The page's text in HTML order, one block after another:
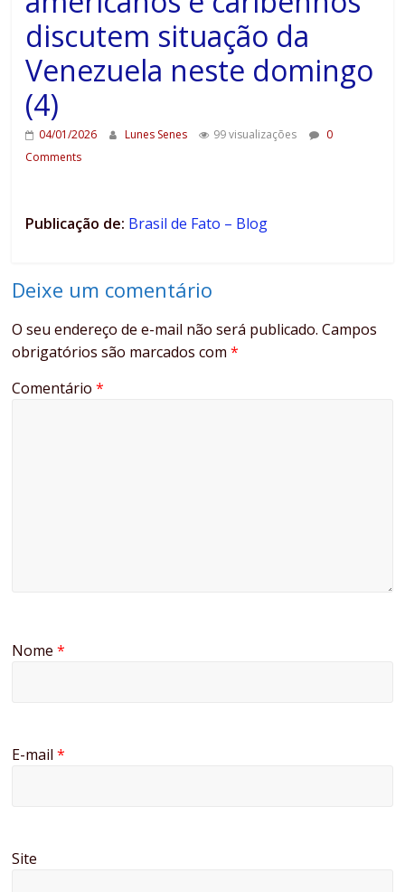
discutem situação da
Venezuela neste domingo
(4)
04/01/2026 Lunes Senes 99 visualizações
0
Comments
Publicação de: Brasil de Fato – Blog
Deixe um comentário
O seu endereço de e-mail não será publicado. Campos
obrigatórios são marcados com*
Comentário*
Nome*
E-mail*
Site